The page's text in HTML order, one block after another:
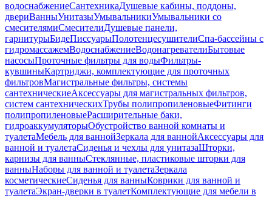
водоснабжениеСантехникаДушевые кабины, поддоны,
двериВанныУнитазыУмывальникиУмывальники со
смесителямиСмесителиДушевые панели,
гарнитурыБидеПиссуарыПолотенцесушителиСпа-бассейны с
гидромассажемВодоснабжениеВодонагревателиБытовые
насосыПроточные фильтры для водыФильтры-
кувшиныКартриджи, комплектующие для проточных
фильтровМагистральные фильтры, системы
сантехническиеАксессуары для магистральных фильтров,
систем сантехническихТрубы полипропиленовыеФитинги
полипропиленовыеРасширительные баки,
гидроаккумуляторыОбустройство ванной комнаты и
туалетаМебель для ваннойЗеркала для ваннойАксессуары для
ванной и туалетаСиденья и чехлы для унитазаШторки,
карнизы для ванныСтеклянные, пластиковые шторки для
ванныНаборы для ванной и туалетаЗеркала
косметическиеСиденья для ванныКоврики для ванной и
туалетаЭкран-дверки в туалетКомплектующие для мебели в